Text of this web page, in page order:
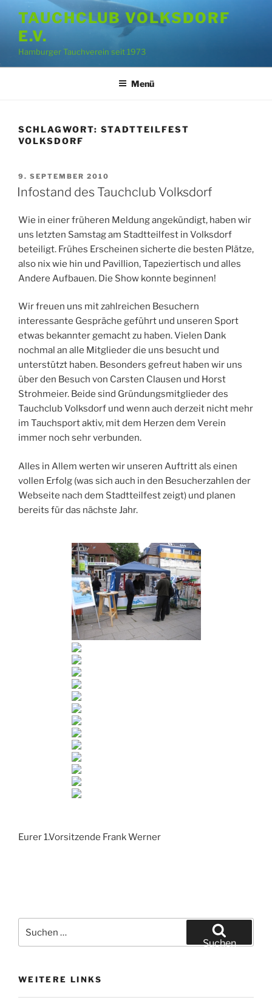
Inhalt
springen
TAUCHCLUB VOLKSDORF
E.V.
Hamburger Tauchverein seit 1973
Menü
SCHLAGWORT: STADTTEILFEST
VOLKSDORF
VERÖFFENTLICHT
AM
9. SEPTEMBER 2010
Infostand des Tauchclub Volksdorf
Wie in einer früheren Meldung angekündigt, haben wir
uns letzten Samstag am Stadtteilfest in Volksdorf
beteiligt. Frühes Erscheinen sicherte die besten Plätze,
also nix wie hin und Pavillion, Tapeziertisch und alles
Andere Aufbauen. Die Show konnte beginnen!
Wir freuen uns mit zahlreichen Besuchern
interessante Gespräche geführt und unseren Sport
etwas bekannter gemacht zu haben. Vielen Dank
nochmal an alle Mitglieder die uns besucht und
unterstützt haben. Besonders gefreut haben wir uns
über den Besuch von Carsten Clausen und Horst
Strohmeier. Beide sind Gründungsmitglieder des
Tauchclub Volksdorf und wenn auch derzeit nicht mehr
im Tauchsport aktiv, mit dem Herzen dem Verein
immer noch sehr verbunden.
Alles in Allem werten wir unseren Auftritt als einen
vollen Erfolg (was sich auch in den Besucherzahlen der
Webseite nach dem Stadtteilfest zeigt) und planen
bereits für das nächste Jahr.
Eurer 1.Vorsitzende Frank Werner
nach:
Suchen
WEITERE LINKS